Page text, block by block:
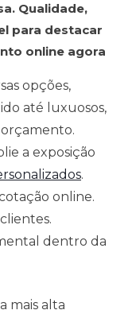
Qualidade,
para destacar
online agora
opções,
até luxuosos,
a exposição
.
online.
dentro da
mais alta